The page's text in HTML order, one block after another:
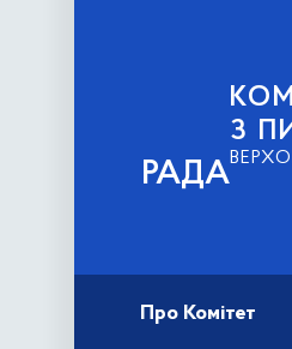
РАДА
З
Про Комітет